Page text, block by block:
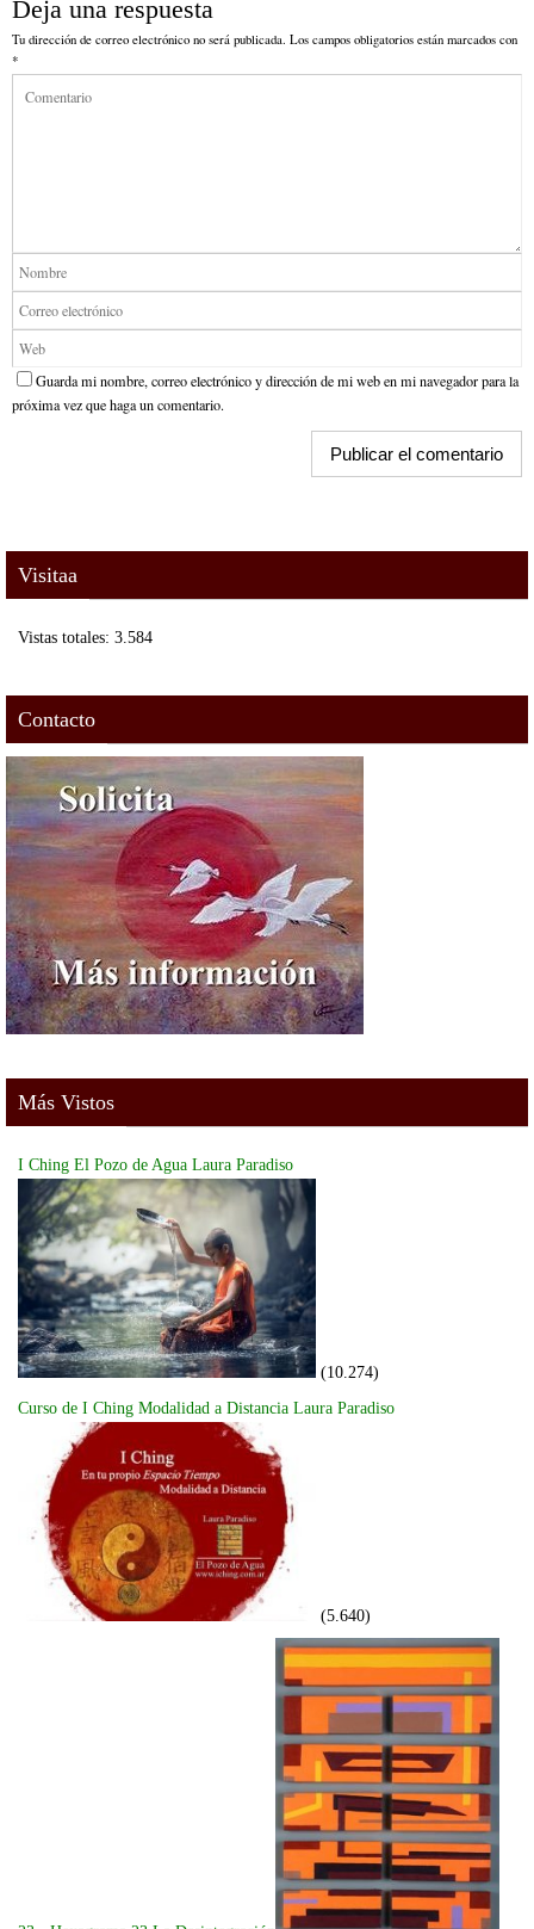
Deja una respuesta
Tu dirección de correo electrónico no será publicada. Los campos obligatorios están marcados con
*
Guarda mi nombre, correo electrónico y dirección de mi web en mi navegador para la
próxima vez que haga un comentario.
Visitaa
Vistas totales: 3.584
Contacto
Más Vistos
I Ching El Pozo de Agua Laura Paradiso
(10.274)
Curso de I Ching Modalidad a Distancia Laura Paradiso
(5.640)